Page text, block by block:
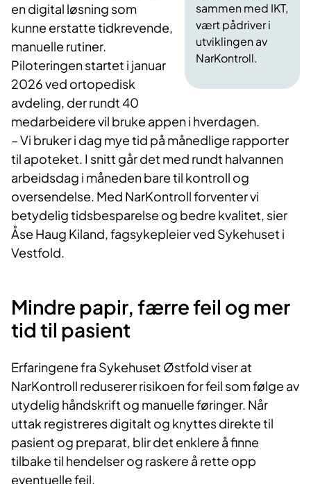
sammen med IKT,
vært pådriver i
utviklingen av
NarKontroll.
en digital løsning som
kunne erstatte tidkrevende,
manuelle rutiner.
Piloteringen startet i januar
2026 ved ortopedisk
avdeling, der rundt 40
medarbeidere vil bruke appen i hverdagen.
– Vi bruker i dag mye tid på månedlige rapporter
til apoteket. I snitt går det med rundt halvannen
arbeidsdag i måneden bare til kontroll og
oversendelse. Med NarKontroll forventer vi
betydelig tidsbesparelse og bedre kvalitet, sier
Åse Haug Kiland, fagsykepleier ved Sykehuset i
Vestfold.
Mindre papir, færre feil og mer
tid til pasient
Erfaringene fra Sykehuset Østfold viser at
NarKontroll reduserer risikoen for feil som følge av
utydelig håndskrift og manuelle føringer. Når
uttak registreres digitalt og knyttes direkte til
pasient og preparat, blir det enklere å finne
tilbake til hendelser og raskere å rette opp
eventuelle feil.